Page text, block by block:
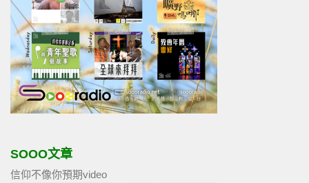
SOOO文章
信仰不像你預期video